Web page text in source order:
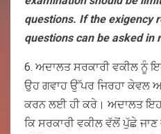
questions. If the exigency
questions can be asked in
6. ਅਦਾਲਤ ਸਰਕਾਰੀ ਵਕੀਲ ਨੂੰ
ਉਹ ਗਵਾਹ ਉੱਪਰ ਜਿਰਹਾ ਕੇਵਲ
ਕਰਨ ਲਈ ਹੀ ਕਰੇ। ਅਦਾਲਤ ਇਹ
ਕਿ ਸਰਕਾਰੀ ਵਕੀਲ ਵੱਲੋਂ ਪੁੱਛੇ ਜਾਣ